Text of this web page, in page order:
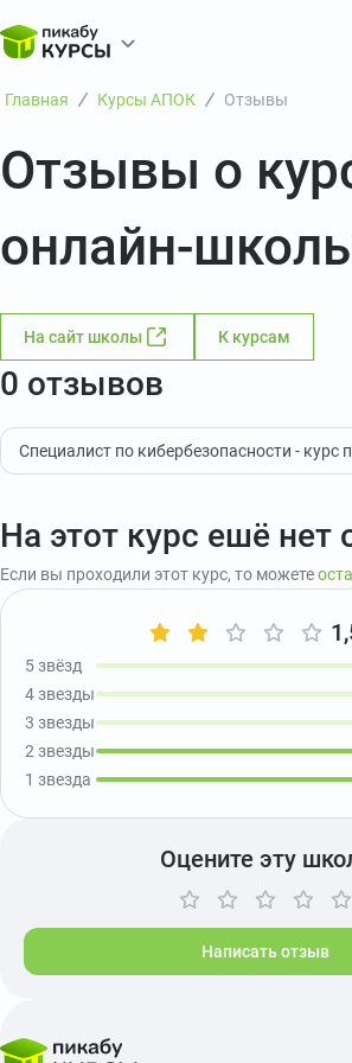
Главная Курсы АПОК Отзывы
Отзывы о
онлайн-
На сайт школы К курсам
0 отзывов
Специалист по кибербезопасности - курс
На этот курс ешё нет
Если вы проходили этот курс, то можете
5 звёзд
4 звезды
3 звезды
2 звезды
1 звезда
Оцените эту
Написать отзыв